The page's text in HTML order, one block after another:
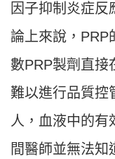
因子抑制炎症
論上來說，PRP
數PRP製劑直接
難以進行品質控
人，血液中的有
間醫師並無法知